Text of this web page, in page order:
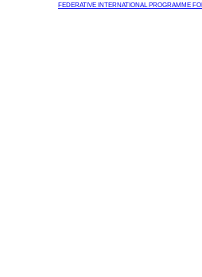
FEDERATIVE INTERNATIONAL PROGRAMME